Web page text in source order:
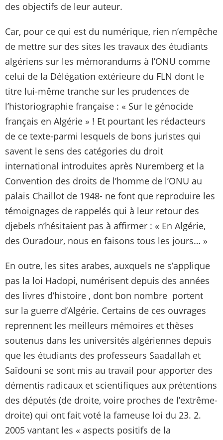
des objectifs de leur auteur.
Car, pour ce qui est du numérique, rien n’empêche
de mettre sur des sites les travaux des étudiants
algériens sur les mémorandums à l’ONU comme
celui de la Délégation extérieure du FLN dont le
titre lui-même tranche sur les prudences de
l’historiographie française : « Sur le génocide
français en Algérie » ! Et pourtant les rédacteurs
de ce texte-parmi lesquels de bons juristes qui
savent le sens des catégories du droit
international introduites après Nuremberg et la
Convention des droits de l’homme de l’ONU au
palais Chaillot de 1948- ne font que reproduire les
témoignages de rappelés qui à leur retour des
djebels n’hésitaient pas à affirmer : « En Algérie,
des Ouradour, nous en faisons tous les jours… »
En outre, les sites arabes, auxquels ne s’applique
pas la loi Hadopi, numérisent depuis des années
des livres d’histoire , dont bon nombre portent
sur la guerre d’Algérie. Certains de ces ouvrages
reprennent les meilleurs mémoires et thèses
soutenus dans les universités algériennes depuis
que les étudiants des professeurs Saadallah et
Saïdouni se sont mis au travail pour apporter des
démentis radicaux et scientifiques aux prétentions
des députés (de droite, voire proches de l’extrême-
droite) qui ont fait voté la fameuse loi du 23. 2.
2005 vantant les « aspects positifs de la